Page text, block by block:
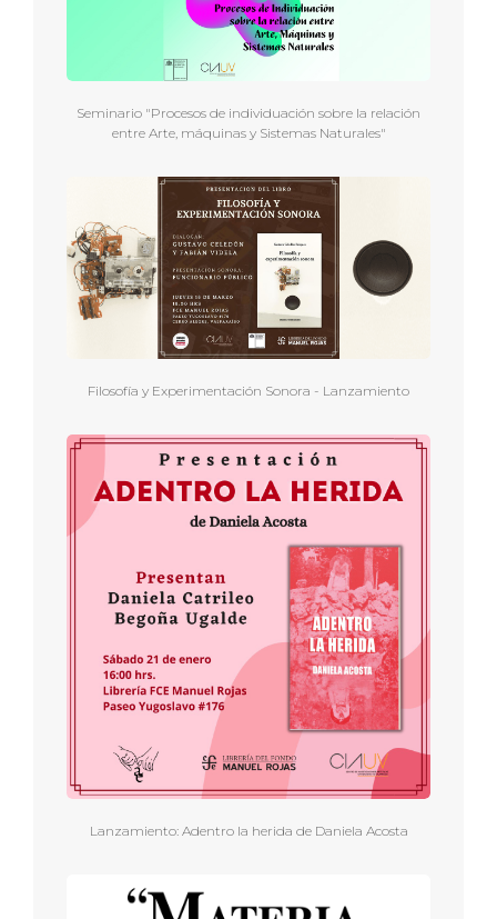
Seminario "Procesos de individuación sobre la relación
entre Arte, máquinas y Sistemas Naturales"
Filosofía y Experimentación Sonora - Lanzamiento
Lanzamiento: Adentro la herida de Daniela Acosta